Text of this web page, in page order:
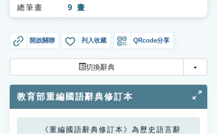
單字索引
貓頭鷹博士
總筆畫 9 畫
開啟關聯 列入收藏 QRcode分享
切換辭典 切換
教育部重編國語辭典修訂本
《重編國語辭典修訂本》為歷史語言辭